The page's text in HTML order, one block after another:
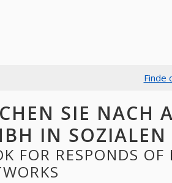
Finde
SIE NACH
IN SOZIALEN
FOR RESPONDS